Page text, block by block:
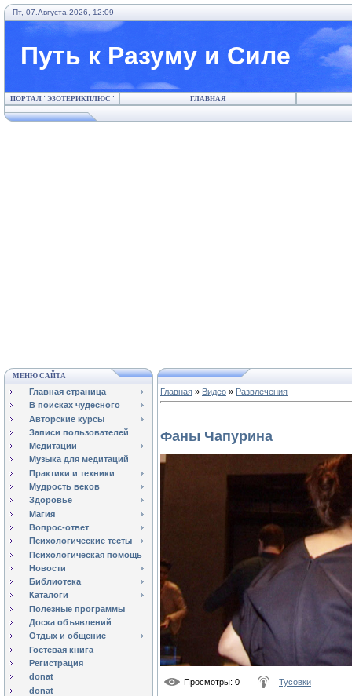
Пт, 07.Августа.2026, 12:09
Путь к Разуму и Силе
ПОРТАЛ "ЭЗОТЕРИКПЛЮС" ГЛАВНАЯ
МЕНЮ САЙТА
Главная страница
В поисках чудесного
Авторские курсы
Записи пользователей
Медитации
Музыка для медитаций
Практики и техники
Мудрость веков
Здоровье
Магия
Вопрос-ответ
Психологические тесты
Психологическая помощь
Новости
Библиотека
Каталоги
Полезные программы
Доска объявлений
Отдых и общение
Гостевая книга
Регистрация
donat
donat
Главная » Видео » Развлечения
Фаны Чапурина
Просмотры: 0 Тусовки